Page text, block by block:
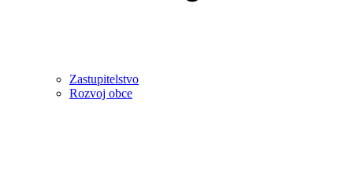
Zastupitelstvo
Rozvoj obce